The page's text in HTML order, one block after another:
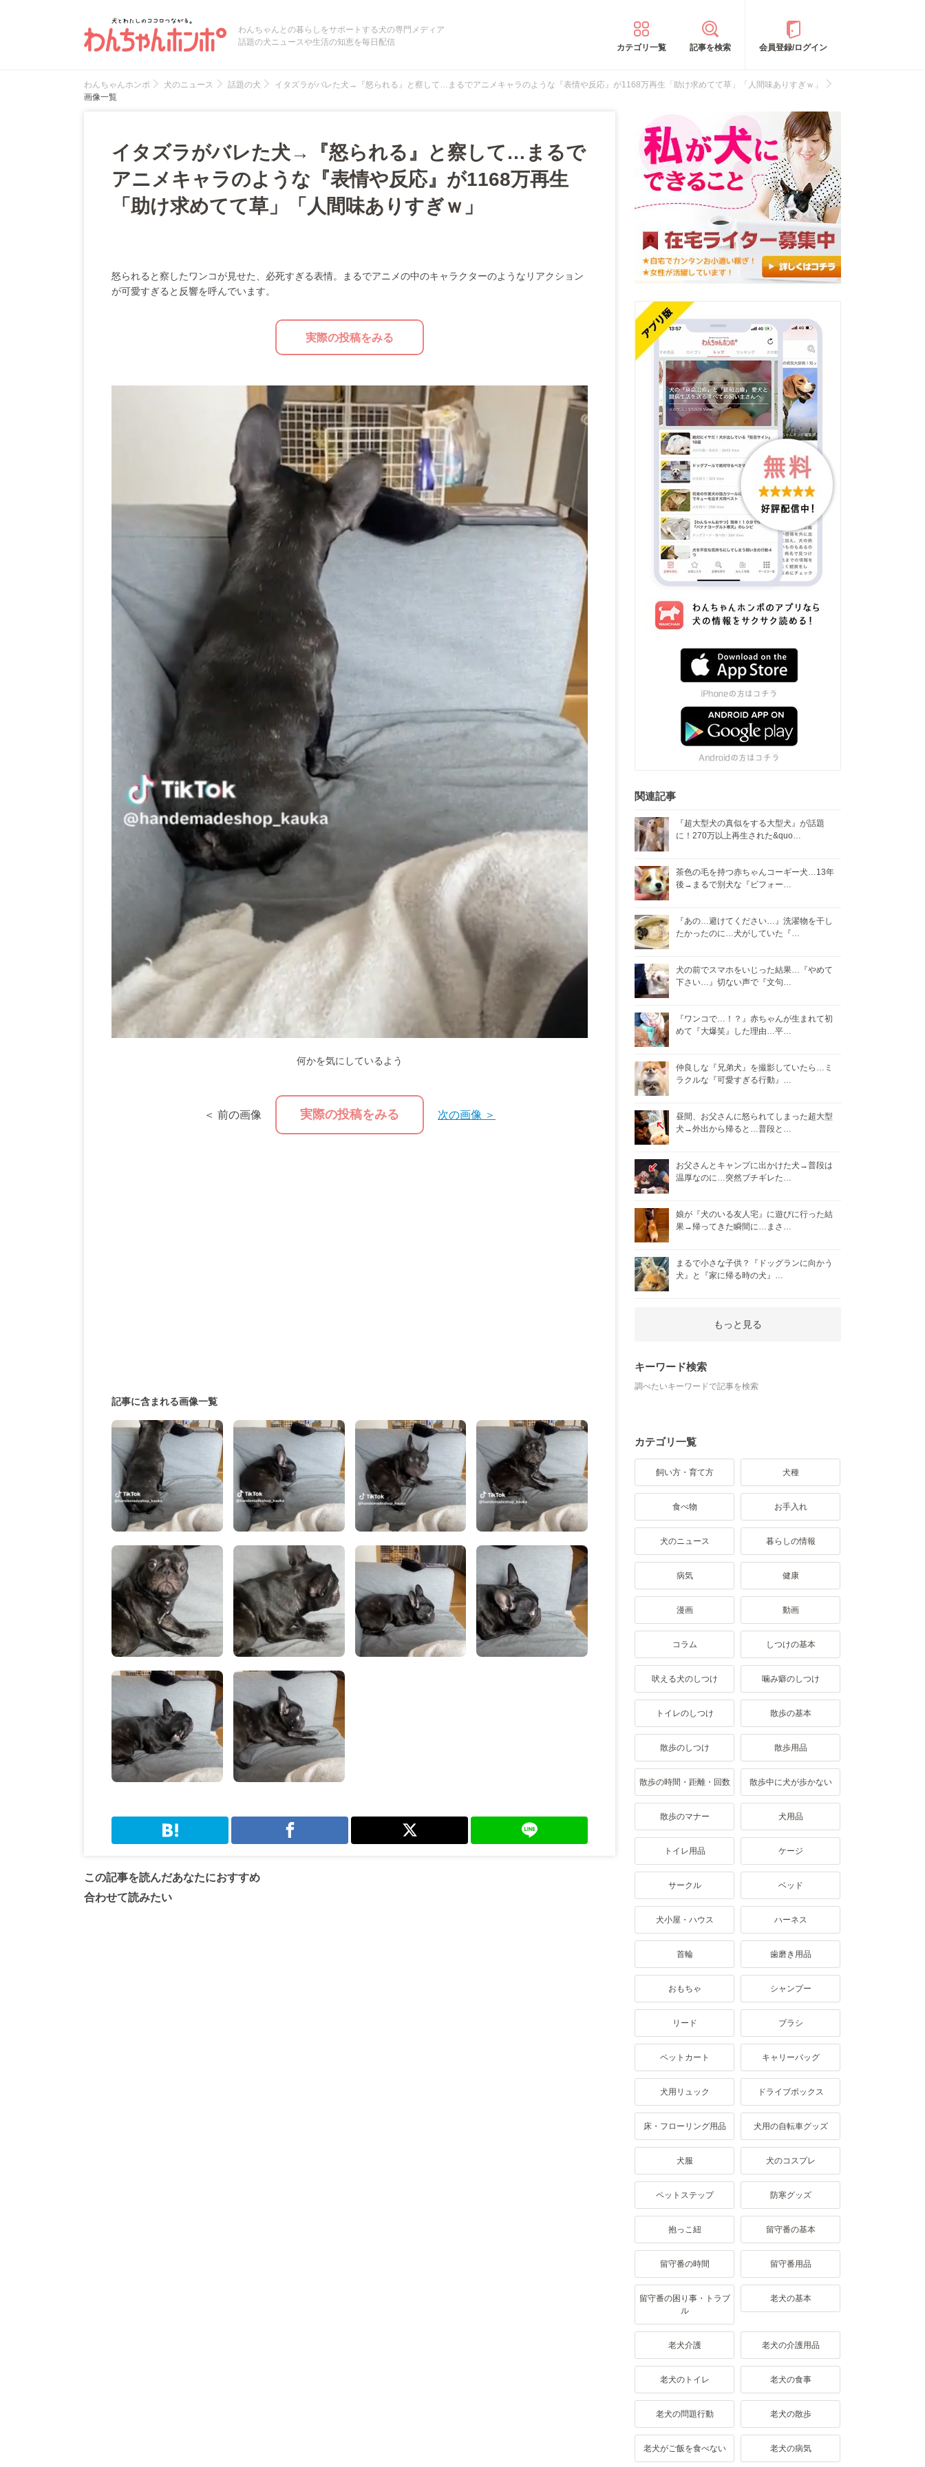
わんちゃんとの暮らしをサポートする犬の専門メディア
話題の犬ニュースや生活の知恵を毎日配信
カテゴリ一覧 記事を検索 会員登録/ログイン
わんちゃんホンポ 犬のニュース 話題の犬
イタズラがバレた犬→『怒られる』と察して…まるでアニメキャラのような『表情や反応』が1168万再生「助け求めてて草」「人間味ありすぎｗ」
画像一覧
イタズラがバレた犬→『怒られる』と察して…まるで
アニメキャラのような『表情や反応』が1168万再生
「助け求めてて草」「人間味ありすぎｗ」
怒られると察したワンコが見せた、必死すぎる表情。まるでアニメの中のキャラクターのようなリアクション
が可愛すぎると反響を呼んでいます。
実際の投稿をみる
何かを気にしているよう
＜ 前の画像 実際の投稿をみる 次の画像 ＞
記事に含まれる画像一覧
この記事を読んだあなたにおすすめ
合わせて読みたい
関連記事
『超大型犬の真似をする大型犬』が話題
に！270万以上再生された&quo…
茶色の毛を持つ赤ちゃんコーギー犬…13年
後→まるで別犬な『ビフォー…
『あの…避けてください…』洗濯物を干し
たかったのに…犬がしていた『…
犬の前でスマホをいじった結果…『やめて
下さい…』切ない声で『文句…
『ワンコで…！？』赤ちゃんが生まれて初
めて『大爆笑』した理由…平…
仲良しな『兄弟犬』を撮影していたら…ミ
ラクルな『可愛すぎる行動』…
昼間、お父さんに怒られてしまった超大型
犬→外出から帰ると…普段と…
お父さんとキャンプに出かけた犬→普段は
温厚なのに…突然ブチギレた…
娘が『犬のいる友人宅』に遊びに行った結
果→帰ってきた瞬間に…まさ…
まるで小さな子供？『ドッグランに向かう
犬』と『家に帰る時の犬』…
もっと見る
キーワード検索
調べたいキーワードで記事を検索
カテゴリ一覧
飼い方・育て方 犬種
食べ物 お手入れ
犬のニュース 暮らしの情報
病気 健康
漫画 動画
コラム しつけの基本
吠える犬のしつけ 噛み癖のしつけ
トイレのしつけ 散歩の基本
散歩のしつけ 散歩用品
散歩の時間・距離・回数 散歩中に犬が歩かない
散歩のマナー 犬用品
トイレ用品 ケージ
サークル ベッド
犬小屋・ハウス ハーネス
首輪 歯磨き用品
おもちゃ シャンプー
リード ブラシ
ペットカート キャリーバッグ
犬用リュック ドライブボックス
床・フローリング用品 犬用の自転車グッズ
犬服 犬のコスプレ
ペットステップ 防寒グッズ
抱っこ紐 留守番の基本
留守番の時間 留守番用品
留守番の困り事・トラブ
ル
老犬の基本
老犬介護 老犬の介護用品
老犬のトイレ 老犬の食事
老犬の問題行動 老犬の散歩
老犬がご飯を食べない 老犬の病気